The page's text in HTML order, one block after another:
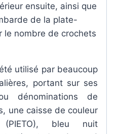
ensuite, ainsi que
de la plate-
le nombre de crochets
utilisé par beaucoup
portant sur ses
dénominations de
une caisse de couleur
bleu nuit